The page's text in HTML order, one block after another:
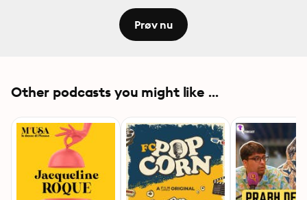
Prøv nu
Other podcasts you might like ...